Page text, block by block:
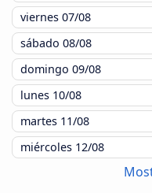
viernes 07/08
sábado 08/08
domingo 09/08
lunes 10/08
martes 11/08
miércoles 12/08